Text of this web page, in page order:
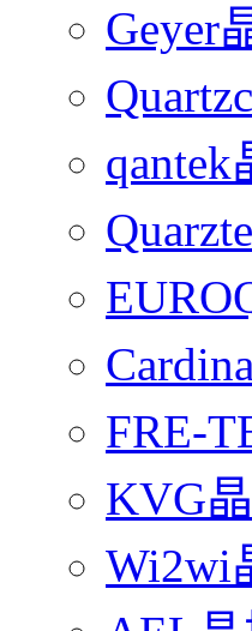
Geyer
qantek
FRE-
KVG
Wi2wi